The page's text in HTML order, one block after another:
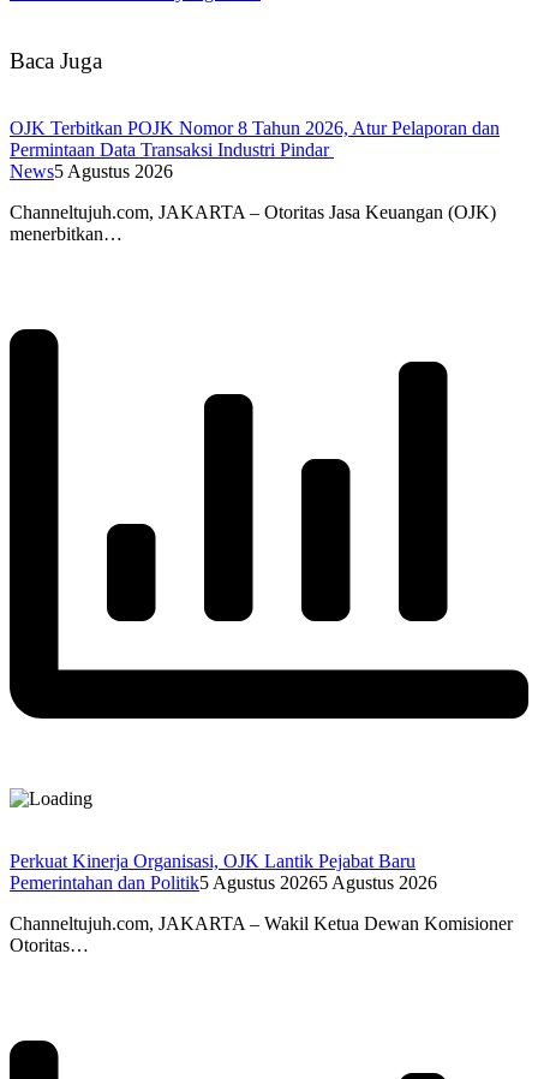
Baca Juga
OJK Terbitkan POJK Nomor 8 Tahun 2026, Atur Pelaporan dan
Permintaan Data Transaksi Industri Pindar
News5 Agustus 2026
Channeltujuh.com, JAKARTA – Otoritas Jasa Keuangan (OJK)
menerbitkan…
Perkuat Kinerja Organisasi, OJK Lantik Pejabat Baru
Pemerintahan dan Politik5 Agustus 20265 Agustus 2026
Channeltujuh.com, JAKARTA – Wakil Ketua Dewan Komisioner
Otoritas…